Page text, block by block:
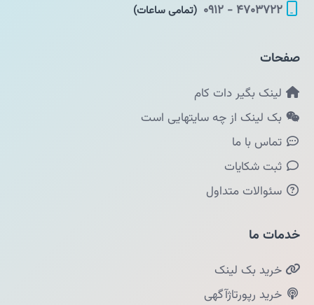
۴۷۰۳۷۲۲ - ۰۹۱۲
(تمامی ساعات)
صفحات
لینک بگیر دات کام
بک لینک از چه سایتهایی است
تماس با ما
ثبت شکایات
سئوالات متداول
خدمات ما
خرید بک لینک
خرید رپورتاژآگهی